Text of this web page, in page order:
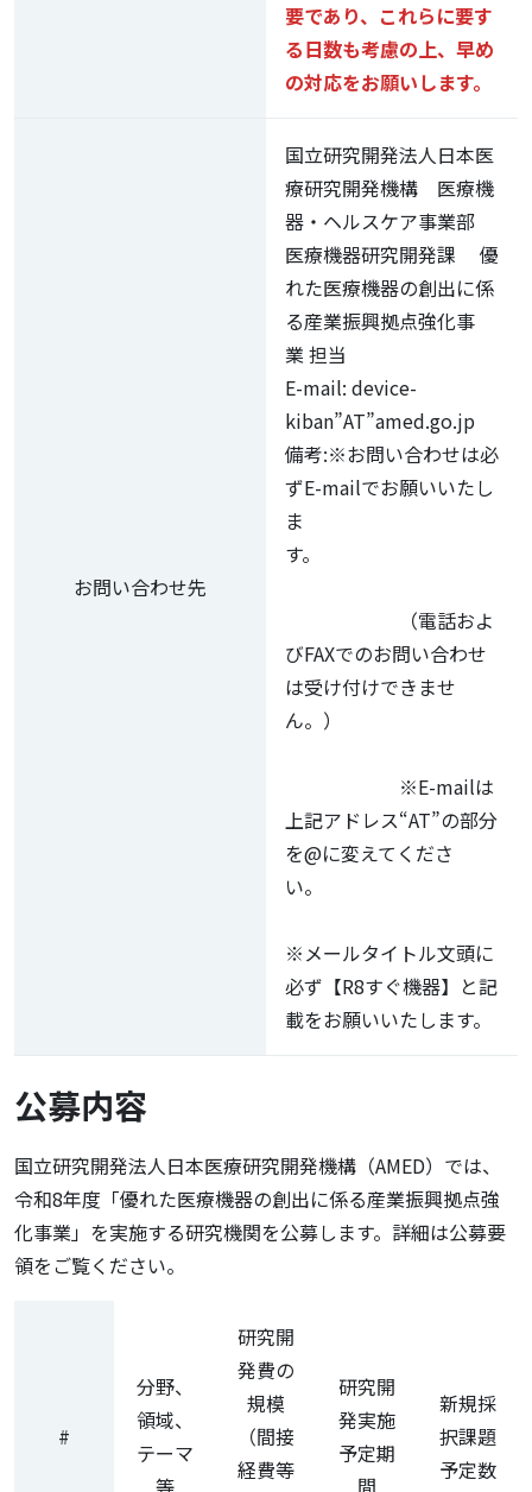
要であり、これらに要す
る日数も考慮の上、早め
の対応をお願いします。
お問い合わせ先
国立研究開発法人日本医
療研究開発機構 医療機
器・ヘルスケア事業部
医療機器研究開発課 優
れた医療機器の創出に係
る産業振興拠点強化事
業 担当
E-mail: device-
kiban”AT”amed.go.jp
備考:※お問い合わせは必
ずE-mailでお願いいたし
ま
す。
（電話およ
びFAXでのお問い合わせ
は受け付けできませ
ん。）
※E-mailは
上記アドレス“AT”の部分
を@に変えてくださ
い。
※メールタイトル文頭に
必ず【R8すぐ機器】と記
載をお願いいたします。
公募内容
国立研究開発法人日本医療研究開発機構（AMED）では、
令和8年度「優れた医療機器の創出に係る産業振興拠点強
化事業」を実施する研究機関を公募します。詳細は公募要
領をご覧ください。
#
分野、
領域、
テーマ
等
研究開
発費の
規模
（間接
経費等
研究開
発実施
予定期
間
新規採
択課題
予定数